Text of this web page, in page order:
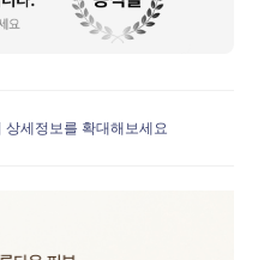
세정보를 확대해보세요